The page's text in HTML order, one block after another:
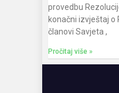
provedbu
konačni izvještaj o
članovi Savjeta ,
Pročitaj više »